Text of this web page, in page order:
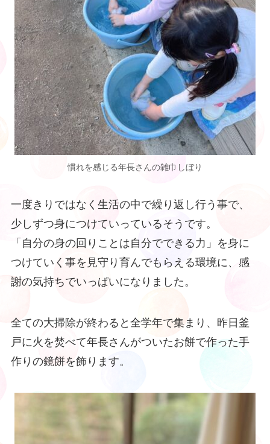
慣れを感じる年長さんの雑巾しぼり
一度きりではなく生活の中で繰り返し行う事で、
少しずつ身につけていっているそうです。
「自分の身の回りことは自分でできる力」を身に
つけていく事を見守り育んでもらえる環境に、感
謝の気持ちでいっぱいになりました。
全ての大掃除が終わると全学年で集まり、昨日釜
戸に火を焚べて年長さんがついたお餅で作った手
作りの鏡餅を飾ります。